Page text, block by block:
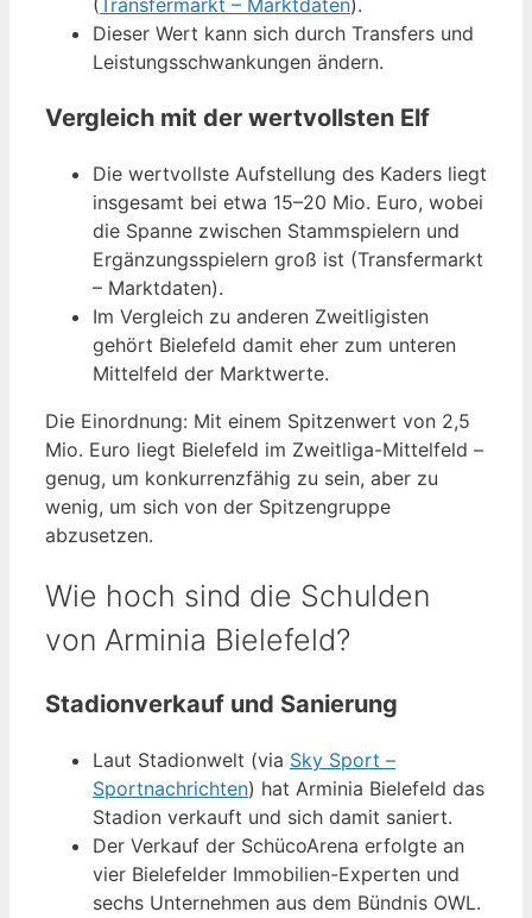
Dieser Wert kann sich durch Transfers und
Leistungsschwankungen ändern.
Vergleich mit der wertvollsten Elf
Die wertvollste Aufstellung des Kaders liegt
insgesamt bei etwa 15–20 Mio. Euro, wobei
die Spanne zwischen Stammspielern und
Ergänzungsspielern groß ist (Transfermarkt
– Marktdaten).
Im Vergleich zu anderen Zweitligisten
gehört Bielefeld damit eher zum unteren
Mittelfeld der Marktwerte.
Die Einordnung: Mit einem Spitzenwert von 2,5
Mio. Euro liegt Bielefeld im Zweitliga-Mittelfeld –
genug, um konkurrenzfähig zu sein, aber zu
wenig, um sich von der Spitzengruppe
abzusetzen.
Wie hoch sind die Schulden
von Arminia Bielefeld?
Stadionverkauf und Sanierung
Laut Stadionwelt (via Sky Sport –
Sportnachrichten) hat Arminia Bielefeld das
Stadion verkauft und sich damit saniert.
Der Verkauf der SchücoArena erfolgte an
vier Bielefelder Immobilien-Experten und
sechs Unternehmen aus dem Bündnis OWL.